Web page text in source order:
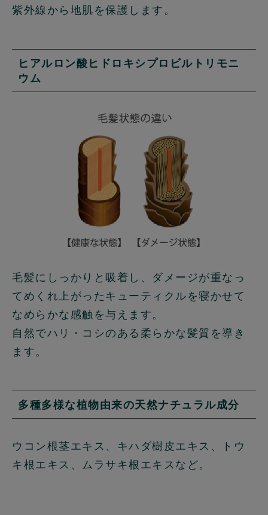
紫外線から地肌を保護します。
ヒアルロン酸ヒドロキシプロビルトリモニ
ウム
毛髪にしっかりと吸着し、ダメージが重なっ
てめくれ上がったキューティクルを寝かせて
なめらかな感触を与えます。
自然でハリ・コシのある柔らかな髪質を導き
ます。
多種多様な植物由来の天然ナチュラル成分
ウコン根茎エキス、キハダ樹皮エキス、トウ
キ根エキス、ムラサキ根エキスなど。